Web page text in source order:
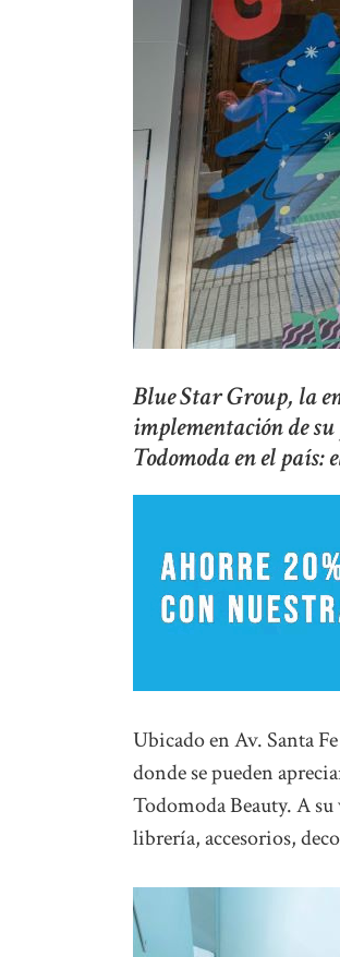
Blue Star Group, la
implementación de
Todomoda en el país:
Ubicado en Av. Santa
donde se pueden
Todomoda Beauty. A
librería, accesorios,